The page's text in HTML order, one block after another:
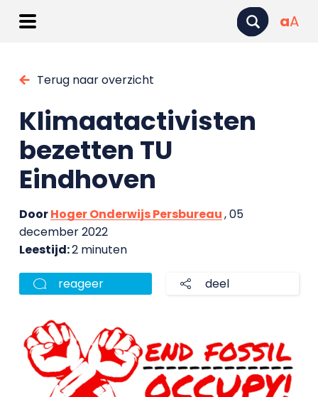
aA
Terug naar overzicht
Klimaatactivisten
bezetten TU
Eindhoven
DoorHoger Onderwijs Persbureau, 05
december 2022
Leestijd:2 minuten
reageer deel